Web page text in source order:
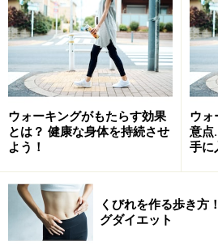
ウォーキングがもたらす効果
とは？ 健康な身体を持続させ
よう！
ウォ
意点
手に
くびれを作る歩き方
グダイエット